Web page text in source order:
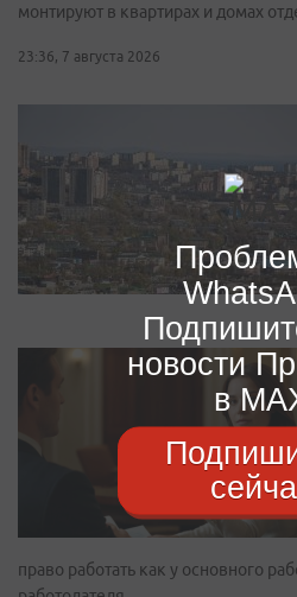
монтируют в квартирах и домах
23:36, 7 августа 2026
право работать как у основного
новости
в